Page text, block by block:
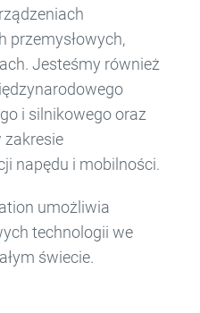
przemysłowych,
Jesteśmy również
i silnikowego oraz
napędu i mobilności.
umożliwia
technologii we
świecie.